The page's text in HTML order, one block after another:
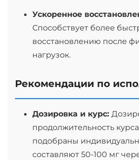
Ускоренное
Способствует более
восстановлению после
нагрузок.
Рекомендации по
Дозировка и курс:
продолжительность
подобраны
составляют 50-100 мг